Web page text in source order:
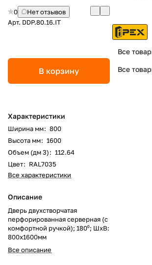
0
Нет отзывов
Арт. DDP.80.16.IT
В корзину
Характеристики
Ширина мм: 800
Высота мм: 1600
Объем (дм 3): 112.64
Цвет: RAL7035
Все характеристики
Описание
Дверь двухстворчатая
перфорированная серверная (с
комфортной ручкой); 180⁰; ШхВ:
800х1600мм
Все описание
Все
Все